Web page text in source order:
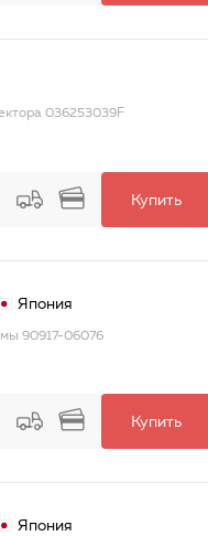
036253039F
Купить
Япония
90917-06076
Купить
Япония